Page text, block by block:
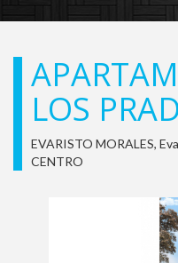
LOS
EVARISTO MORALES,
CENTRO